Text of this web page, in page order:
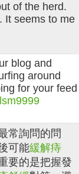
of the herd.
It seems to me
blog and
around
for your feed
lsm9999
常詢問的問
可能緩解痔
要的是把握發